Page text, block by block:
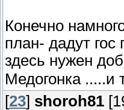
Конечно
план- дадут
здесь нужен
Медогонка .....и
[23] shoroh81